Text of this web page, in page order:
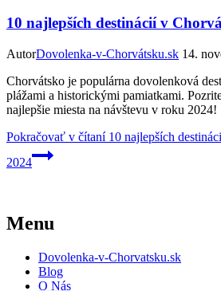
10 najlepších destinácií v
AutorDovolenka-v-Chorvátsku.sk 14.
Chorvátsko je populárna dovolenková
plážami a historickými pamiatkami.
najlepšie miesta na návštevu v roku 2024!
Pokračovať v čítaní10 najlepších
2024
Menu
Dovolenka-v-Chorvatsku.sk
Blog
O Nás